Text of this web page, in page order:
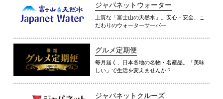
ジャパネットウォーター
上質な「富士山の天然水」。安心・安全、こ
だわりのウォーターサーバー
グルメ定期便
毎月届く、日本各地の名物・名産品。「美味
しい」で生活を変えませんか？
ジャパネットクルーズ